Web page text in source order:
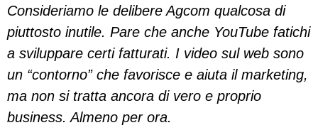
Consideriamo le delibere Agcom qualcosa di
piuttosto inutile. Pare che anche YouTube fatichi
a sviluppare certi fatturati. I video sul web sono
un “contorno” che favorisce e aiuta il marketing,
ma non si tratta ancora di vero e proprio
business. Almeno per ora.